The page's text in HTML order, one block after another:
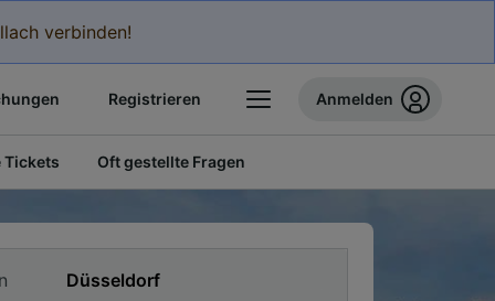
verbinden!
Registrieren Anmelden
Tickets Oft gestellte Fragen